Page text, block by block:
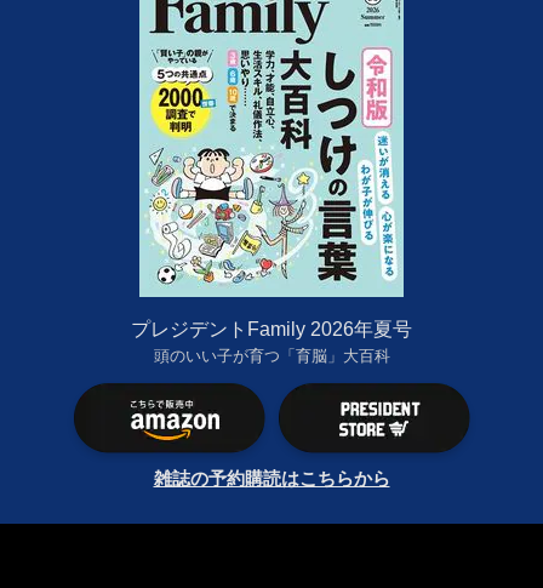
プレジデントFamily 2026年夏号
頭のいい子が育つ「育脳」大百科
雑誌の予約購読はこちらから